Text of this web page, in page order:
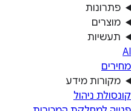
פתרונות
מוצרים
תעשיות
AI
מחירים
מקורות מידע
קונסולת ניהול